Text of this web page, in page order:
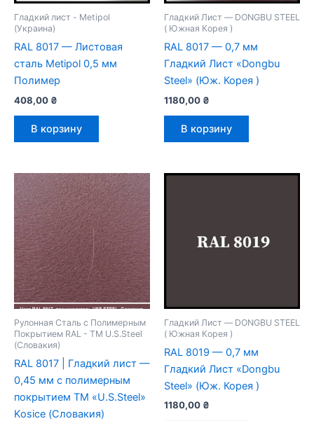
Гладкий лист - Metipol
(Украина)
RAL 8017 — Листовая
сталь Metipol 0,5 мм
Полимер
408,00 ₴
В корзину
Гладкий Лист — DONGBU STEEL
( Южная Корея )
RAL 8017 — 0,7 мм
Гладкий Лист «Dongbu
Steel» (Юж. Корея )
1180,00 ₴
В корзину
Рулонная Сталь с Полимерным
Покрытием RAL - TM U.S.Steel
(Словакия)
RAL 8017 | Гладкий лист —
0,45 мм с полимерным
покрытием TM «U.S.Steel»
Kosice (Словакия)
Гладкий Лист — DONGBU STEEL
( Южная Корея )
RAL 8019 — 0,7 мм
Гладкий Лист «Dongbu
Steel» (Юж. Корея )
1180,00 ₴